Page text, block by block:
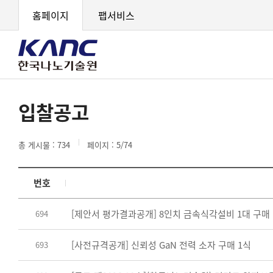
홈페이지 팹서비스
입찰공고
총 게시물 : 734 페이지 : 5/74
번호
694 [제안서 평가결과공개] 8인치 금속식각설비 1대 구매
693 [사전규격공개] 신뢰성 GaN 전력 소자 구매 1식